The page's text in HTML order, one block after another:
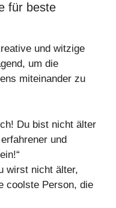
für beste
und witzige
um die
miteinander zu
Du bist nicht älter
und
wirst nicht älter,
coolste Person, die